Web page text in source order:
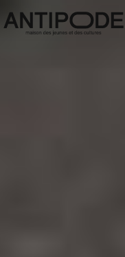
Aller au contenu principal